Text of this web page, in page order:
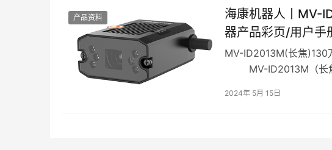
产品资料
海康机器人丨MV-
器产品彩页/用户手
MV-ID2013M(长焦
MV-ID2013M（长焦
2024年 5月 15日